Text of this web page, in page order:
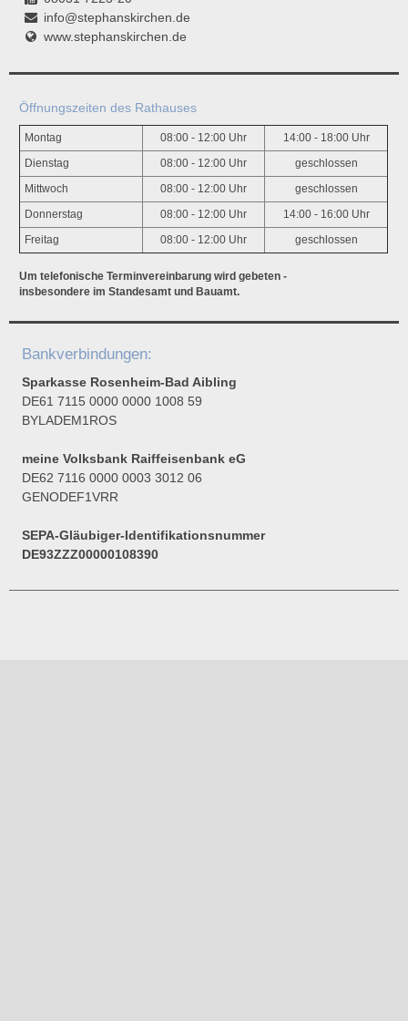
info@stephanskirchen.de
www.stephanskirchen.de
Öffnungszeiten des Rathauses
Montag 08:00 - 12:00 Uhr 14:00 - 18:00 Uhr
Dienstag 08:00 - 12:00 Uhr geschlossen
Mittwoch 08:00 - 12:00 Uhr geschlossen
Donnerstag 08:00 - 12:00 Uhr 14:00 - 16:00 Uhr
Freitag 08:00 - 12:00 Uhr geschlossen
Um telefonische Terminvereinbarung wird gebeten -
insbesondere im Standesamt und Bauamt.
Bankverbindungen:
Sparkasse Rosenheim-Bad Aibling
DE61 7115 0000 0000 1008 59
BYLADEM1ROS
meine Volksbank Raiffeisenbank eG
DE62 7116 0000 0003 3012 06
GENODEF1VRR
SEPA-Gläubiger-Identifikationsnummer
DE93ZZZ00000108390